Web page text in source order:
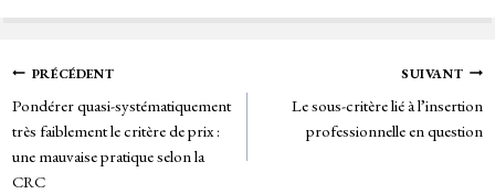
bo tt ail tF
rie
n
dl
Navigation
de
l’article
PRÉCÉDENT
Pondérer quasi-systématiquement
très faiblement le critère de prix :
une mauvaise pratique selon la
CRC
SUIVANT
Le sous-critère lié à l’insertion
professionnelle en question